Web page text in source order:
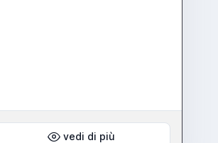
vedi di più